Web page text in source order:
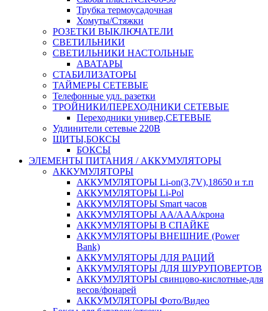
Трубка термоусадочная
Хомуты/Стяжки
РОЗЕТКИ ВЫКЛЮЧАТЕЛИ
СВЕТИЛЬНИКИ
СВЕТИЛЬНИКИ НАСТОЛЬНЫЕ
АВАТАРЫ
СТАБИЛИЗАТОРЫ
ТАЙМЕРЫ СЕТЕВЫЕ
Телефонные удл. разетки
ТРОЙНИКИ/ПЕРЕХОДНИКИ СЕТЕВЫЕ
Переходники универ,СЕТЕВЫЕ
Удлинители сетевые 220В
ЩИТЫ,БОКСЫ
БОКСЫ
ЭЛЕМЕНТЫ ПИТАНИЯ / АККУМУЛЯТОРЫ
АККУМУЛЯТОРЫ
АККУМУЛЯТОРЫ Li-on(3,7V),18650 и т.п
АККУМУЛЯТОРЫ Li-Pol
АККУМУЛЯТОРЫ Smart часов
АККУМУЛЯТОРЫ АА/ААА/крона
АККУМУЛЯТОРЫ В СПАЙКЕ
АККУМУЛЯТОРЫ ВНЕШНИЕ (Power
Bank)
АККУМУЛЯТОРЫ ДЛЯ РАЦИЙ
АККУМУЛЯТОРЫ ДЛЯ ШУРУПОВЕРТОВ
АККУМУЛЯТОРЫ свинцово-кислотные-для
весов/фонарей
АККУМУЛЯТОРЫ Фото/Видео